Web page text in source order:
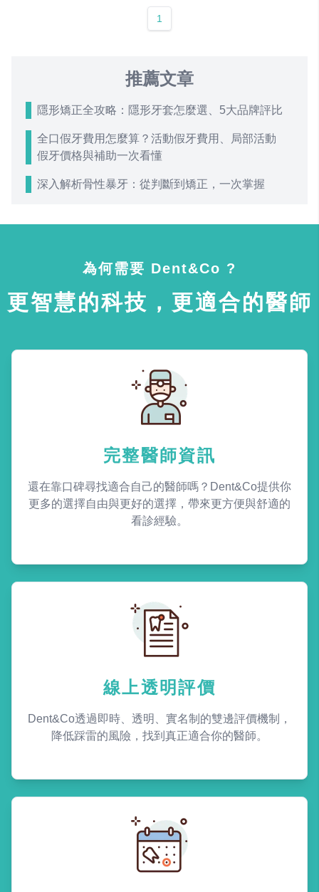
1
推薦文章
隱形矯正全攻略：隱形牙套怎麼選、5大品牌評比
全口假牙費用怎麼算？活動假牙費用、局部活動
假牙價格與補助一次看懂
深入解析骨性暴牙：從判斷到矯正，一次掌握
為何需要 Dent&Co ?
更智慧的科技，更適合的醫師
完整醫師資訊
還在靠口碑尋找適合自己的醫師嗎？Dent&Co提供你
更多的選擇自由與更好的選擇，帶來更方便與舒適的
看診經驗。
線上透明評價
Dent&Co透過即時、透明、實名制的雙邊評價機制，
降低踩雷的風險，找到真正適合你的醫師。